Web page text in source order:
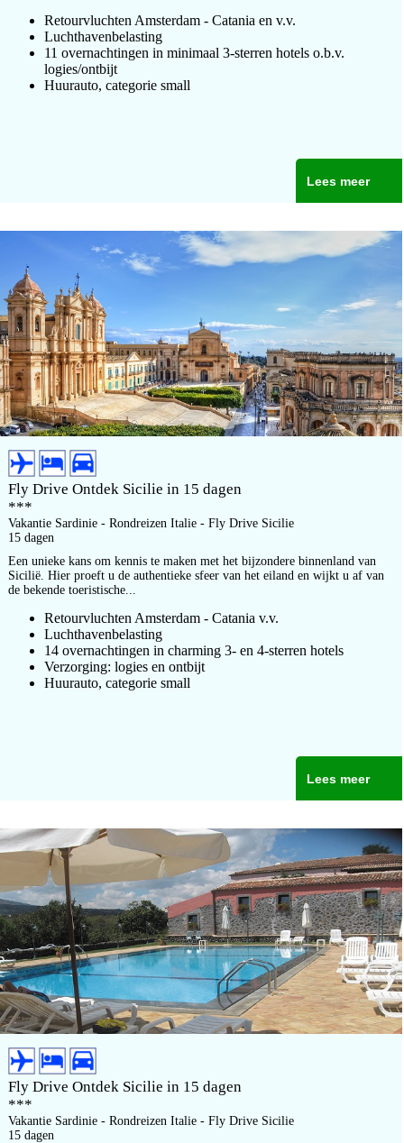
Retourvluchten Amsterdam - Catania en v.v.
Luchthavenbelasting
11 overnachtingen in minimaal 3-sterren hotels o.b.v.
logies/ontbijt
Huurauto, categorie small
Lees meer
Fly Drive Ontdek Sicilie in 15 dagen
***
Vakantie Sardinie - Rondreizen Italie - Fly Drive Sicilie
15 dagen
Een unieke kans om kennis te maken met het bijzondere binnenland van
Sicilië. Hier proeft u de authentieke sfeer van het eiland en wijkt u af van
de bekende toeristische...
Retourvluchten Amsterdam - Catania v.v.
Luchthavenbelasting
14 overnachtingen in charming 3- en 4-sterren hotels
Verzorging: logies en ontbijt
Huurauto, categorie small
Lees meer
Fly Drive Ontdek Sicilie in 15 dagen
***
Vakantie Sardinie - Rondreizen Italie - Fly Drive Sicilie
15 dagen